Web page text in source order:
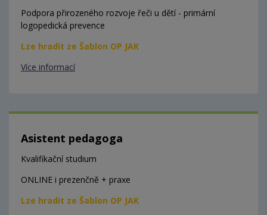
Podpora přirozeného rozvoje řeči u dětí - primární
logopedická prevence
Lze hradit ze Šablon OP JAK
Více informací
Asistent pedagoga
Kvalifikační studium
ONLINE i prezenčně + praxe
Lze hradit ze Šablon OP JAK